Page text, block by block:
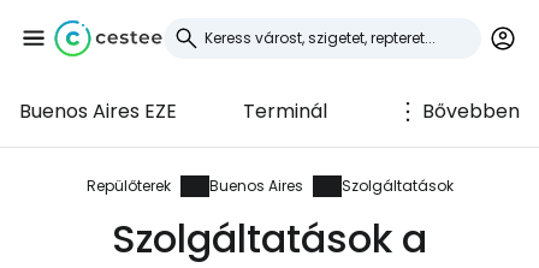
Buenos Aires EZE Terminál Bővebben
Repülőterek Buenos Aires Szolgáltatások
Szolgáltatások a
Bejelentkezés a
Cestee-be
... az utazási közösség világszerte